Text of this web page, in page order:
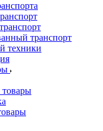
транспорт
техники
товары